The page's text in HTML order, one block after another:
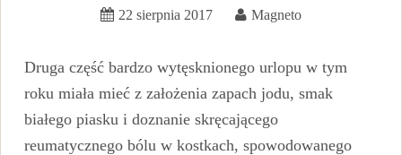
22 sierpnia 2017 Magneto
Druga część bardzo wytęsknionego urlopu w tym
roku miała mieć z założenia zapach jodu, smak
białego piasku i doznanie skręcającego
reumatycznego bólu w kostkach, spowodowanego